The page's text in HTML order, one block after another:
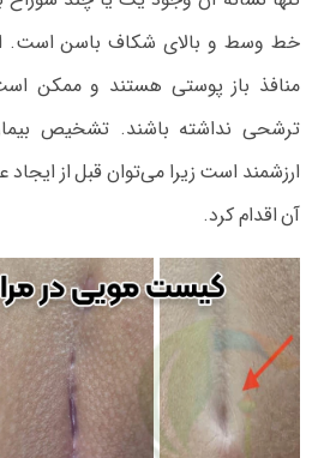
خط وسط و بالای شکاف باسن است.
منافذ باز پوستی هستند و ممکن
ترشحی نداشته باشند. تشخیص
ارزشمند است زیرا می‌توان قبل از
آن اقدام کرد.